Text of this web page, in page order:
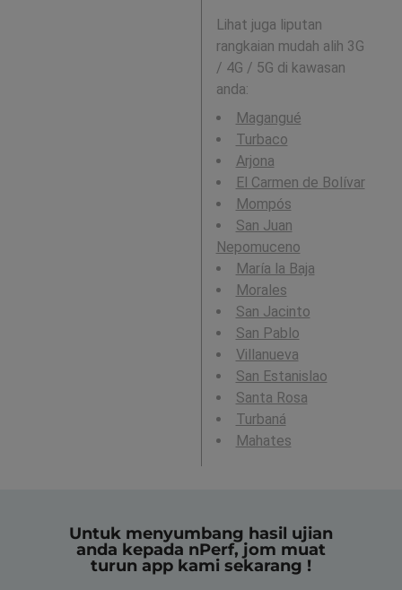
Lihat juga liputan
rangkaian mudah alih 3G
/ 4G / 5G di kawasan
anda:
Magangué
Turbaco
Arjona
El Carmen de Bolívar
Mompós
San Juan
Nepomuceno
María la Baja
Morales
San Jacinto
San Pablo
Villanueva
San Estanislao
Santa Rosa
Turbaná
Mahates
Untuk menyumbang hasil ujian
anda kepada nPerf, jom muat
turun app kami sekarang !